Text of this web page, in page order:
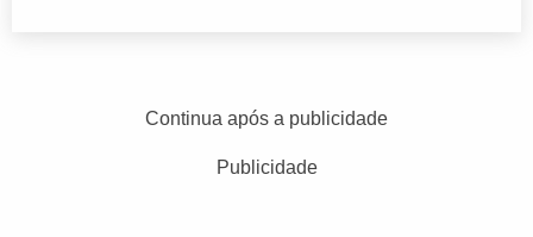
Continua após a publicidade
Publicidade